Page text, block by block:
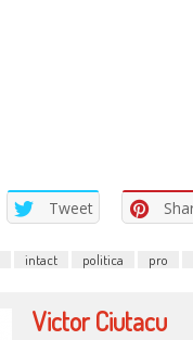
Tweet
intact politica pro
Victor Ciutacu